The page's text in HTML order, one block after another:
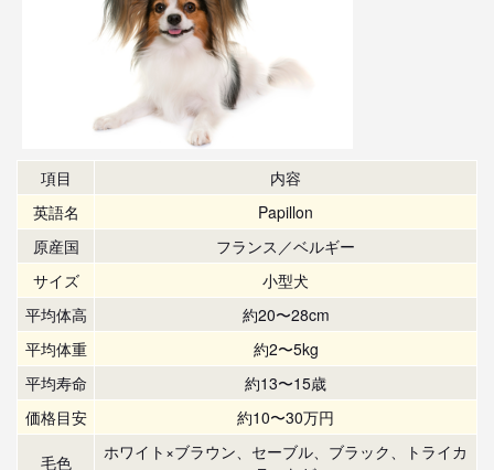
項目
内容
英語名
Papillon
原産国
フランス／ベルギー
サイズ
小型犬
平均体高
約20〜28cm
平均体重
約2〜5kg
平均寿命
約13〜15歳
価格目安
約10〜30万円
毛色
ホワイト×ブラウン、セーブル、ブラック、トライカ